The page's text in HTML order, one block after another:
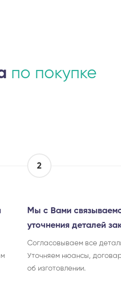
по покупке
2
Мы с Вами
уточнения деталей
Согласовываем все
Уточняем нюансы,
об изготовлении.